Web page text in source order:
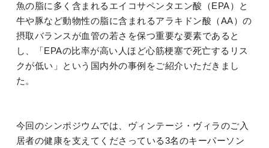
魚の脂に多く含まれるエイコサペンタエン酸（EPA）と
牛や豚など動物性の脂に含まれるアラキドン酸（AA）の
摂取バランスが血管の若さを保つ重要な要素であると
し、「EPAの比率が高い人ほど心筋梗塞で死亡するリス
クが低い」という国内外の事例をご紹介いただきまし
た。
今回のシンポジウムでは、ヴィンテージ・ヴィラのご入
居者の健康を支えてくださっている3名のキーパーソン